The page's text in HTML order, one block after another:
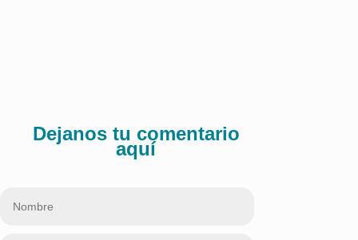
Dejanos tu comentario
aquí